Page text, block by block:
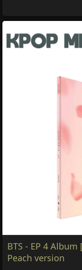
BTS - EP 4
Peach version